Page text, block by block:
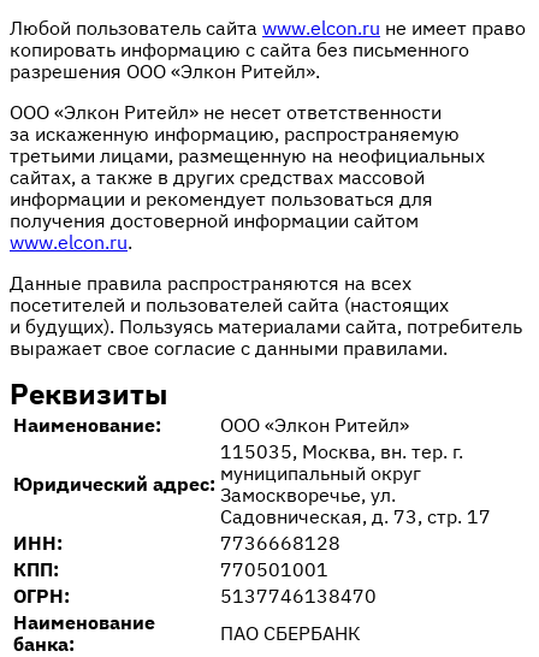
Любой пользователь сайта www.elcon.ru не имеет право
копировать информацию с сайта без письменного
разрешения ООО «Элкон Ритейл».
ООО «Элкон Ритейл» не несет ответственности
за искаженную информацию, распространяемую
третьими лицами, размещенную на неофициальных
сайтах, а также в других средствах массовой
информации и рекомендует пользоваться для
получения достоверной информации сайтом
www.elcon.ru.
Данные правила распространяются на всех
посетителей и пользователей сайта (настоящих
и будущих). Пользуясь материалами сайта, потребитель
выражает свое согласие с данными правилами.
Реквизиты
Наименование: ООО «Элкон Ритейл»
Юридический адрес:
115035, Москва, вн. тер. г.
муниципальный округ
Замоскворечье, ул.
Садовническая, д. 73, стр. 17
ИНН:
7736668128
КПП:
770501001
ОГРН:
5137746138470
Наименование
банка:
ПАО СБЕРБАНК